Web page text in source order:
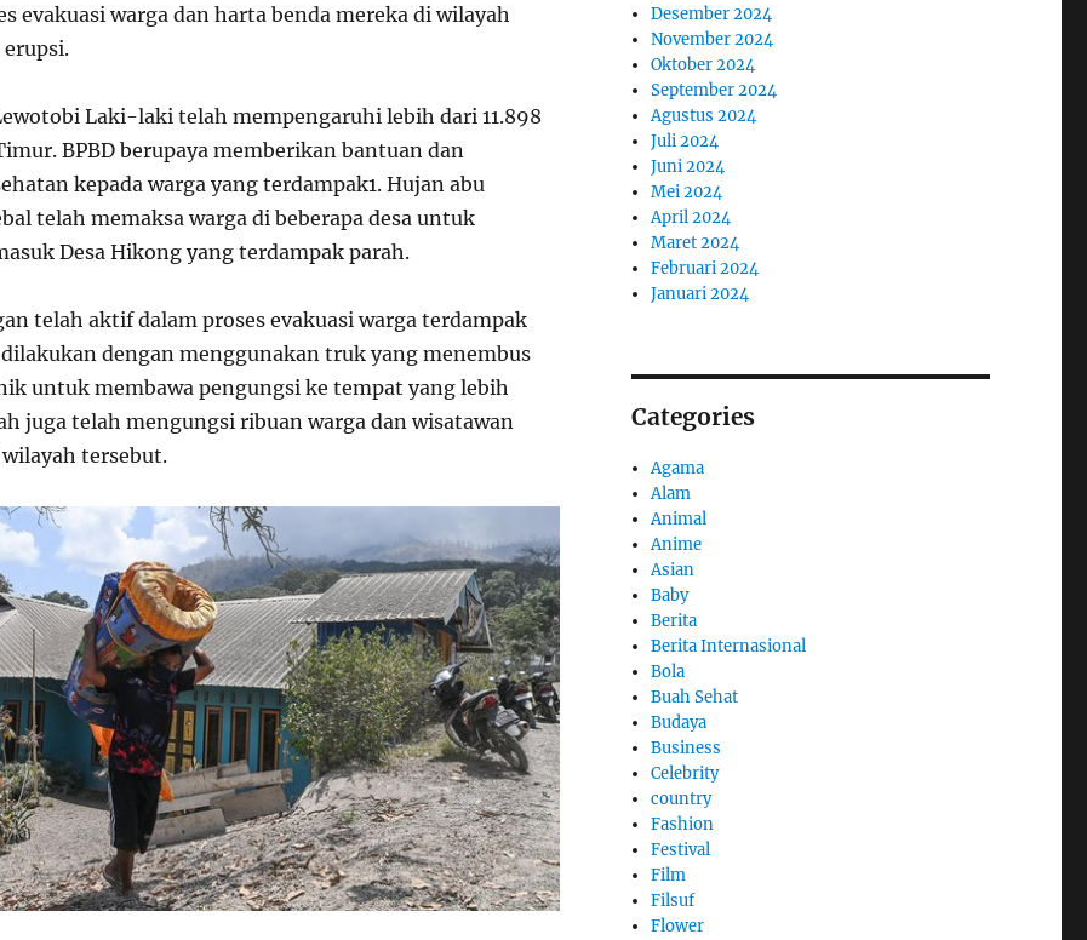
evakuasi warga dan harta benda mereka di wilayah
Laki-laki telah mempengaruhi lebih dari 11.898
BPBD berupaya memberikan bantuan dan
kepada warga yang terdampak1. Hujan abu
telah memaksa warga di beberapa desa untuk
Desa Hikong yang terdampak parah.
telah aktif dalam proses evakuasi warga terdampak
dilakukan dengan menggunakan truk yang menembus
untuk membawa pengungsi ke tempat yang lebih
juga telah mengungsi ribuan warga dan wisatawan
tersebut.
Desember 2024
November 2024
Oktober 2024
September 2024
Agustus 2024
Juli 2024
Juni 2024
Mei 2024
April 2024
Maret 2024
Februari 2024
Januari 2024
Categories
Agama
Alam
Animal
Anime
Asian
Baby
Berita
Berita Internasional
Bola
Buah Sehat
Budaya
Business
Celebrity
country
Fashion
Festival
Film
Filsuf
Flower